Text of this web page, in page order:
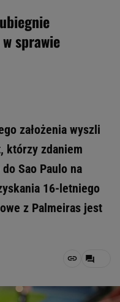
sprawie
założenia wyszli
którzy zdaniem
Sao Paulo na
16-letniego
z Palmeiras jest